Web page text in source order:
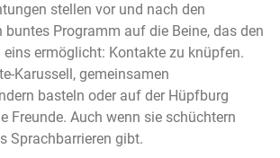
stellen vor und nach den
buntes Programm auf die Beine, das den
eins ermöglicht: Kontakte zu knüpfen.
Karussell, gemeinsamen
basteln oder auf der Hüpfburg
Freunde. Auch wenn sie schüchtern
Sprachbarrieren gibt.